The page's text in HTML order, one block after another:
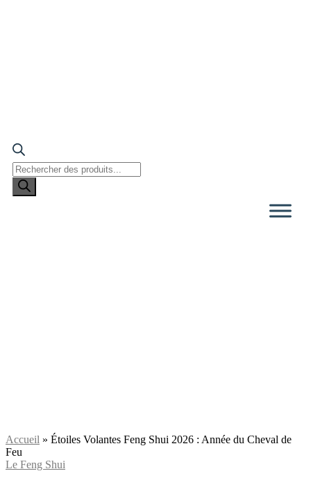
Recherche
de
Accueil » Étoiles Volantes Feng Shui 2026 : Année du Cheval de
Feu
Le Feng Shui